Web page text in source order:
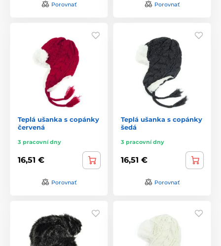
Porovnať Porovnať
Teplá ušanka s copánky
červená
3 pracovní dny
16,51 €
Porovnať
Teplá ušanka s copánky
šedá
3 pracovní dny
16,51 €
Porovnať